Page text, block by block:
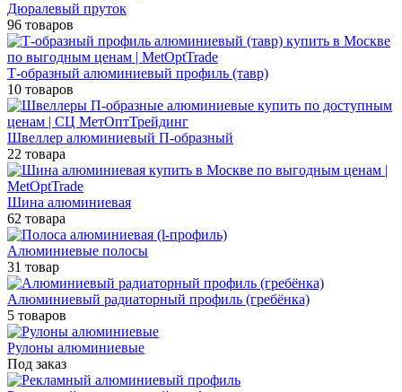
Дюралевый пруток
96 товаров
Т-образный алюминиевый профиль (тавр)
10 товаров
Швеллер алюминиевый П-образный
22 товара
Шина алюминиевая
62 товара
Алюминиевые полосы
31 товар
Алюминиевый радиаторный профиль (гребёнка)
5 товаров
Рулоны алюминиевые
Под заказ